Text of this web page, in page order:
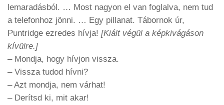
lemaradásból. … Most nagyon el van foglalva, nem tud
a telefonhoz jönni. … Egy pillanat. Tábornok úr,
Puntridge ezredes hívja! [Kiált végül a képkivágáson
kívülre.]
– Mondja, hogy hívjon vissza.
– Vissza tudod hívni?
– Azt mondja, nem várhat!
– Derítsd ki, mit akar!